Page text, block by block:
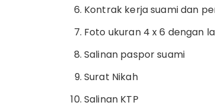
Kontrak kerja suami dan
Foto ukuran 4 x 6 dengan
Salinan paspor suami
Surat Nikah
Salinan KTP